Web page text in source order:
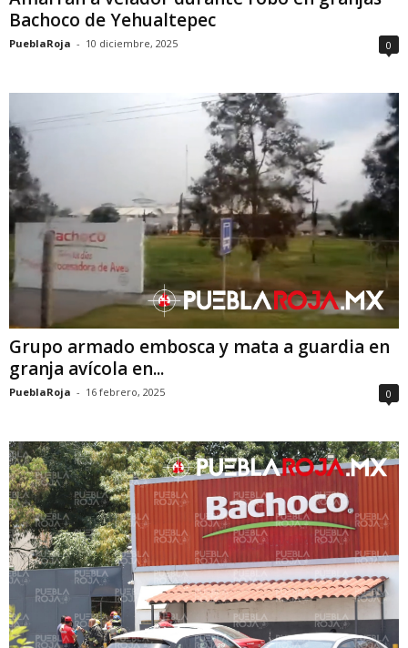
Bachoco de Yehualtepec
PueblaRoja - 10 diciembre, 2025 0
Grupo armado embosca y mata a guardia en
granja avícola en...
PueblaRoja - 16 febrero, 2025 0